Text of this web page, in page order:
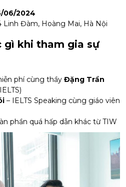
06/2024
Linh Đàm, Hoàng Mai, Hà Nội
gì khi tham gia sự
phí cùng thầy Đặng Trần
– IELTS Speaking cùng giáo viên
phần quá hấp dẫn khác từ TIW